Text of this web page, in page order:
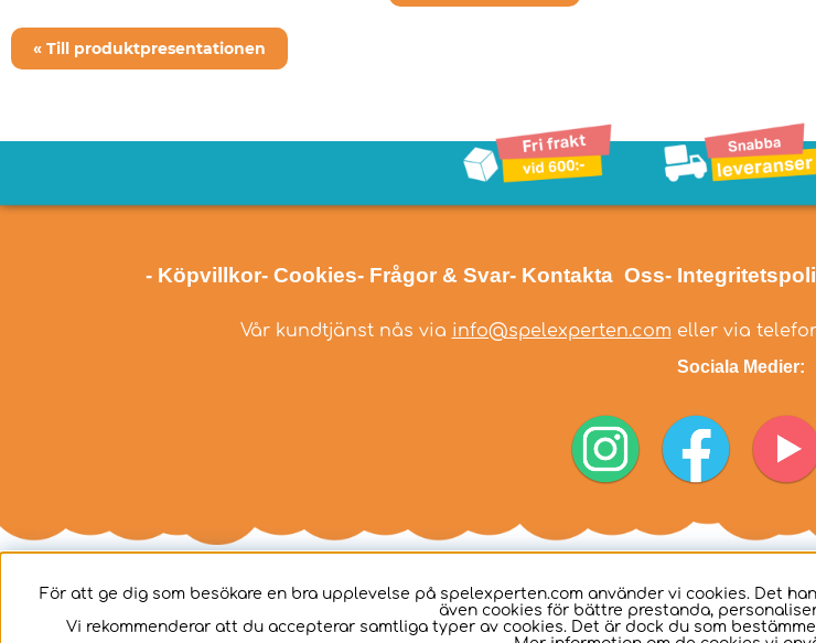
« Till produktpresentationen
- Köpvillkor- Cookies- Frågor & Svar- Kontakta Oss-
Vår kundtjänst nås via info@spelexperten.com eller via
Sociala Medier:
För att ge dig som besökare en bra upplevelse på spelexperten.com använder vi cookies. Det
även cookies för bättre prestanda,
Vi rekommenderar att du accepterar samtliga typer av cookies. Det är dock du som